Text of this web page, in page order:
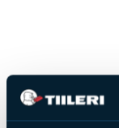
myös